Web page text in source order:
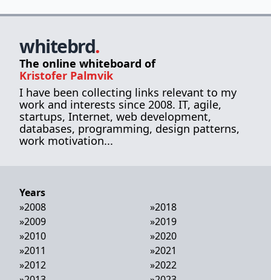
whitebrd.
The online whiteboard of
Kristofer Palmvik
I have been collecting links relevant to my
work and interests since 2008. IT, agile,
startups, Internet, web development,
databases, programming, design patterns,
work motivation...
Years
»2008
»2009
»2010
»2011
»2012
»2018
»2019
»2020
»2021
»2022